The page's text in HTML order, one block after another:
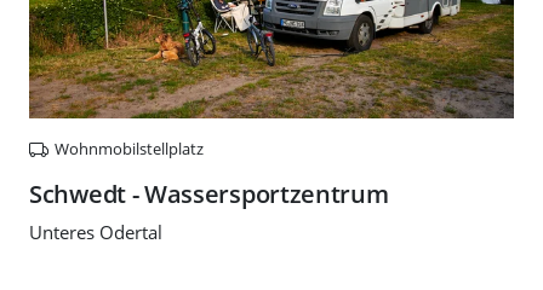
Wohnmobilstellplatz
Schwedt - Wassersportzentrum
Unteres Odertal